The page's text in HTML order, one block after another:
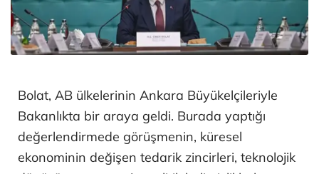
Bolat, AB ülkelerinin Ankara Büyükelçileriyle
Bakanlıkta bir araya geldi. Burada yaptığı
değerlendirmede görüşmenin, küresel
ekonominin değişen tedarik zincirleri, teknolojik